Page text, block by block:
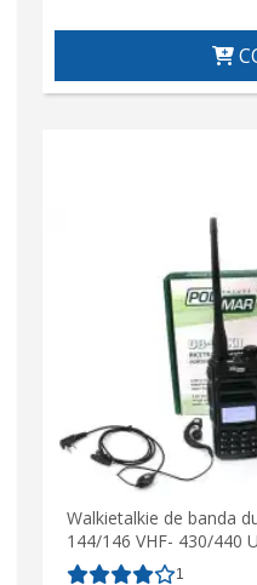
Walkietalkie de banda
144/146 VHF- 430/440
1